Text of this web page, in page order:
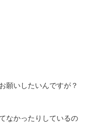
願いしたいんですが？
かったりしているの